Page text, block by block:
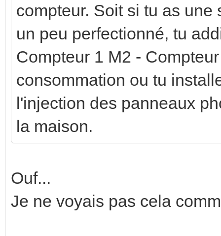
compteur. Soit si tu as
un peu perfectionné, tu
Compteur 1 M2 -
consommation ou tu
l'injection des panneaux
la maison.
Ouf...
Je ne voyais pas cela